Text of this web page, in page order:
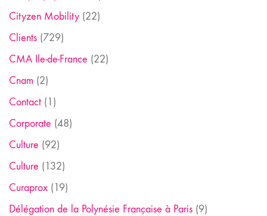
Cityzen Mobility (22)
Clients (729)
CMA Ile-de-France (22)
Cnam (2)
Contact (1)
Corporate (48)
Culture (92)
Culture (132)
Curaprox (19)
Délégation de la Polynésie Française à Paris (9)